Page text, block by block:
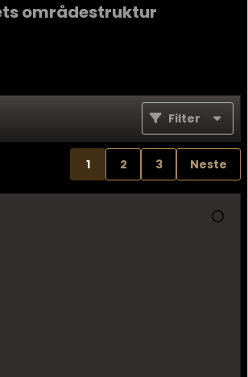
områdestruktur
Filter
1 2 3 Neste